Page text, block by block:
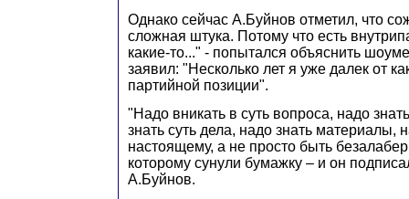
Однако сейчас А.Буйнов отметил, что
сложная штука. Потому что есть
какие-то..." - попытался объяснить
заявил: "Несколько лет я уже далек от
партийной позиции".
"Надо вникать в суть вопроса, надо
знать суть дела, надо знать материалы,
настоящему, а не просто быть
которому сунули бумажку – и он
А.Буйнов.